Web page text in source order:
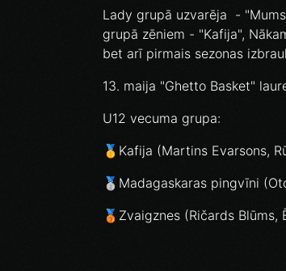
Lady grupā uzvarēja -
grupā zēniem - "Kafija",
bet arī pirmais sezonas
13. maija "Ghetto Basket"
U12 vecuma grupa:
🥇Kafija (Martins Evarsons,
🥈Madagaskaras pingvīni
🥉Zvaigznes (Ričards Blūms,